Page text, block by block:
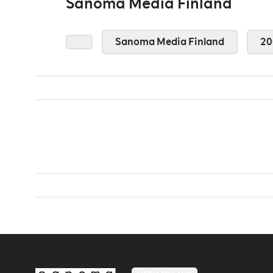
Sanoma Media Finland